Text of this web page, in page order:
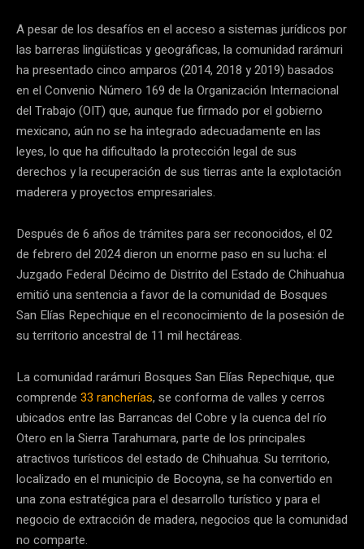
A pesar de los desafíos en el acceso a sistemas jurídicos por
las barreras lingüísticas y geográficas, la comunidad rarámuri
ha presentado cinco amparos (2014, 2018 y 2019) basados
en el Convenio Número 169 de la Organización Internacional
del Trabajo (OIT) que, aunque fue firmado por el gobierno
mexicano, aún no se ha integrado adecuadamente en las
leyes, lo que ha dificultado la protección legal de sus
derechos y la recuperación de sus tierras ante la explotación
maderera y proyectos empresariales.
Después de 6 años de trámites para ser reconocidos, el 02
de febrero del 2024 dieron un enorme paso en su lucha: el
Juzgado Federal Décimo de Distrito del Estado de Chihuahua
emitió una sentencia a favor de la comunidad de Bosques
San Elías Repechique en el reconocimiento de la posesión de
su territorio ancestral de 11 mil hectáreas.
La comunidad rarámuri Bosques San Elías Repechique, que
comprende 33 rancherías, se conforma de valles y cerros
ubicados entre las Barrancas del Cobre y la cuenca del río
Otero en la Sierra Tarahumara, parte de los principales
atractivos turísticos del estado de Chihuahua. Su territorio,
localizado en el municipio de Bocoyna, se ha convertido en
una zona estratégica para el desarrollo turístico y para el
negocio de extracción de madera, negocios que la comunidad
no comparte.